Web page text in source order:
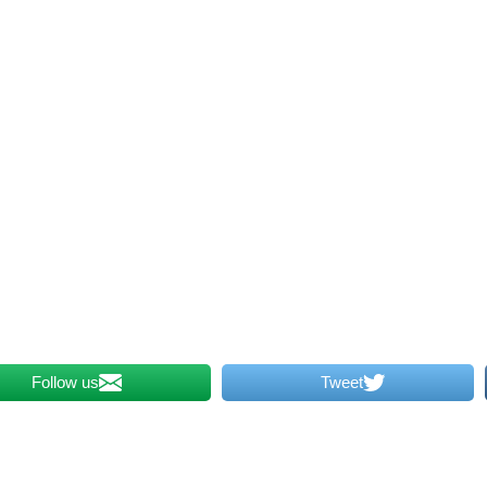
Tweet
Follow us